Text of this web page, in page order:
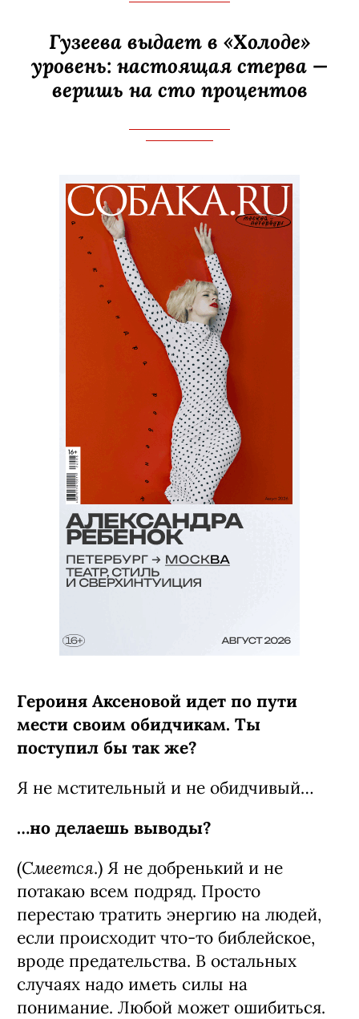
Гузеева выдает в «Холоде»
уровень: настоящая стерва —
веришь на сто процентов
Героиня Аксеновой идет по пути
мести своим обидчикам. Ты
поступил бы так же?
Я не мстительный и не обидчивый…
…но делаешь выводы?
(Смеется.) Я не добренький и не
потакаю всем подряд. Просто
перестаю тратить энергию на людей,
если происходит что-то библейское,
вроде предательства. В остальных
случаях надо иметь силы на
понимание. Любой может ошибиться.